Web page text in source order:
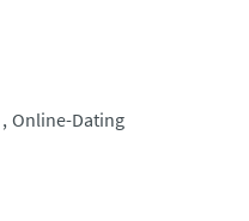
Online-Dating